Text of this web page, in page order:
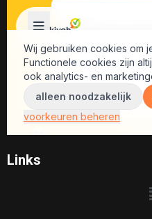
Links